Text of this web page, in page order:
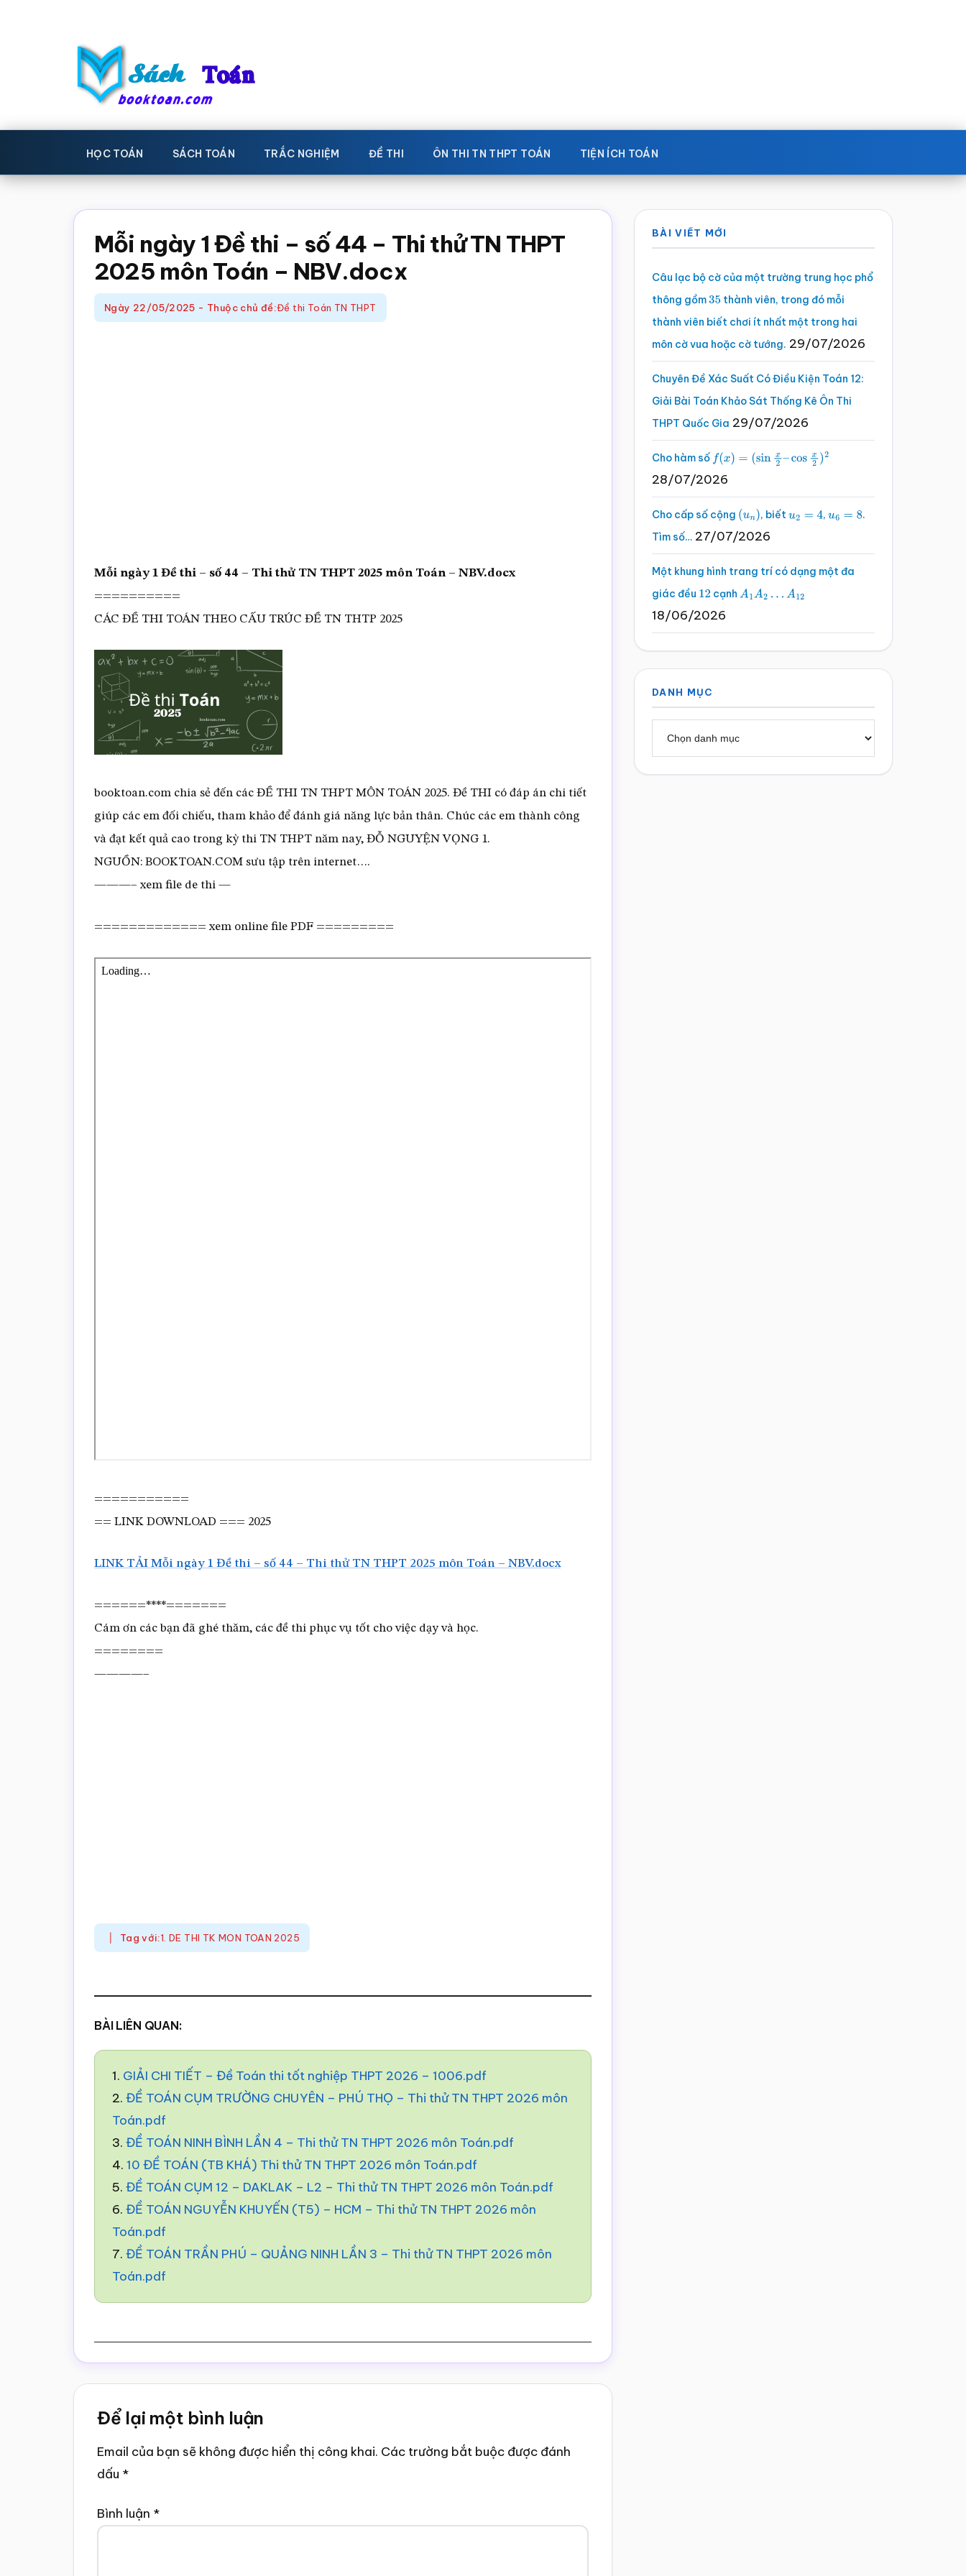
Sách
Toán
-
Học
toán
Học
toán,
toán,
Sách
giáo
khoa
Toán,
trắc
HỌC TOÁN SÁCH TOÁN TRẮC NGHIỆM ĐỀ THI ÔN THI TN THPT TOÁN TIỆN ÍCH TOÁN
Mỗi ngày 1 Đề thi – số 44 – Thi thử TN THPT
2025 môn Toán – NBV.docx
Ngày 22/05/2025 - Thuộc chủ đề:Đề thi Toán TN THPT
Mỗi ngày 1 Đề thi – số 44 – Thi thử TN THPT 2025 môn Toán – NBV.docx
==========
CÁC ĐỀ THI TOÁN THEO CẤU TRÚC ĐỀ TN THTP 2025
booktoan.com chia sẻ đến các ĐỀ THI TN THPT MÔN TOÁN 2025. Đề THI có đáp án chi tiết
giúp các em đối chiếu, tham khảo để đánh giá năng lực bản thân. Chúc các em thành công
và đạt kết quả cao trong kỳ thi TN THPT năm nay, ĐỖ NGUYỆN VỌNG 1.
NGUỒN: BOOKTOAN.COM sưu tập trên internet….
———– xem file de thi —
============= xem online file PDF =========
===========
== LINK DOWNLOAD === 2025
LINK TẢI Mỗi ngày 1 Đề thi – số 44 – Thi thử TN THPT 2025 môn Toán – NBV.docx
======****=======
Cám ơn các bạn đã ghé thăm, các đề thi phục vụ tốt cho việc dạy và học.
========
————–
Tag với:1. DE THI TK MON TOAN 2025
BÀI LIÊN QUAN:
1. GIẢI CHI TIẾT – Đề Toán thi tốt nghiệp THPT 2026 – 1006.pdf
2. ĐỀ TOÁN CỤM TRƯỜNG CHUYÊN – PHÚ THỌ – Thi thử TN THPT 2026 môn
Toán.pdf
3. ĐỀ TOÁN NINH BÌNH LẦN 4 – Thi thử TN THPT 2026 môn Toán.pdf
4. 10 ĐỀ TOÁN (TB KHÁ) Thi thử TN THPT 2026 môn Toán.pdf
5. ĐỀ TOÁN CỤM 12 – DAKLAK – L2 – Thi thử TN THPT 2026 môn Toán.pdf
6. ĐỀ TOÁN NGUYỄN KHUYẾN (T5) – HCM – Thi thử TN THPT 2026 môn
Toán.pdf
7. ĐỀ TOÁN TRẦN PHÚ – QUẢNG NINH LẦN 3 – Thi thử TN THPT 2026 môn
Toán.pdf
Reader
Interactions
Để lại một bình luận
Email của bạn sẽ không được hiển thị công khai. Các trường bắt buộc được đánh
dấu *
Bình luận *
Sidebar
chính
BÀI VIẾT MỚI
Câu lạc bộ cờ của một trường trung học phổ
thông gồm35 thành viên, trong đó mỗi
thành viên biết chơi ít nhất một trong hai
môn cờ vua hoặc cờ tướng. 29/07/2026
Chuyên Đề Xác Suất Có Điều Kiện Toán 12:
Giải Bài Toán Khảo Sát Thống Kê Ôn Thi
THPT Quốc Gia 29/07/2026
Cho hàm số f(x)=(sinx2 –cosx2 )2
28/07/2026
Cho cấp số cộng (un), biếtu2 =4 , u6 =8
.
Tìm số… 27/07/2026
Một khung hình trang trí có dạng một đa
giác đều 12 cạnh A1A2…A 12
18/06/2026
DANH MỤC